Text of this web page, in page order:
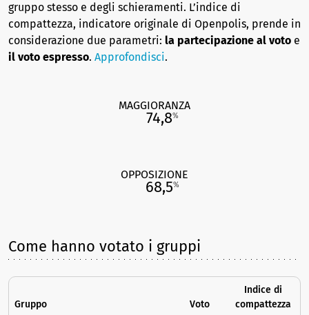
gruppo stesso e degli schieramenti. L’indice di
compattezza, indicatore originale di Openpolis, prende in
considerazione due parametri: la partecipazione al voto e
il voto espresso. Approfondisci.
MAGGIORANZA
74,8%
OPPOSIZIONE
68,5%
Come hanno votato i gruppi
Gruppo Voto
Indice di
compattezza